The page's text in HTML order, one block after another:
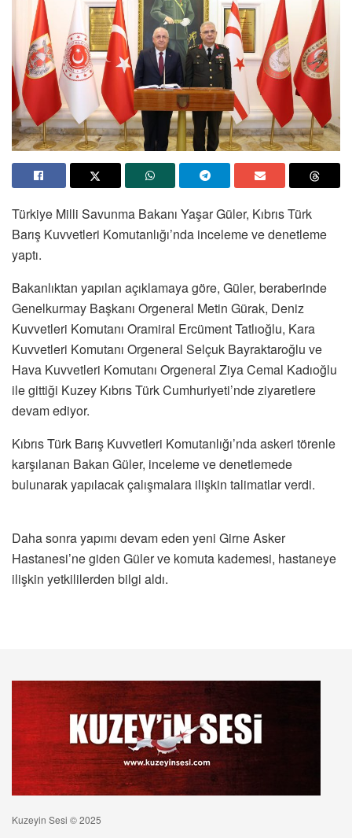
Türkiye Milli Savunma Bakanı Yaşar Güler, Kıbrıs Türk
Barış Kuvvetleri Komutanlığı’nda inceleme ve denetleme
yaptı.
Bakanlıktan yapılan açıklamaya göre, Güler, beraberinde
Genelkurmay Başkanı Orgeneral Metin Gürak, Deniz
Kuvvetleri Komutanı Oramiral Ercüment Tatlıoğlu, Kara
Kuvvetleri Komutanı Orgeneral Selçuk Bayraktaroğlu ve
Hava Kuvvetleri Komutanı Orgeneral Ziya Cemal Kadıoğlu
ile gittiği Kuzey Kıbrıs Türk Cumhuriyeti’nde ziyaretlere
devam ediyor.
Kıbrıs Türk Barış Kuvvetleri Komutanlığı’nda askeri törenle
karşılanan Bakan Güler, inceleme ve denetlemede
bulunarak yapılacak çalışmalara ilişkin talimatlar verdi.
Daha sonra yapımı devam eden yeni Girne Asker
Hastanesi’ne giden Güler ve komuta kademesi, hastaneye
ilişkin yetkililerden bilgi aldı.
Kuzeyin Sesi © 2025